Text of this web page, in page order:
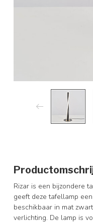
Rizar is een bijzondere
geeft deze tafellamp
beschikbaar in mat
verlichting. De lamp is